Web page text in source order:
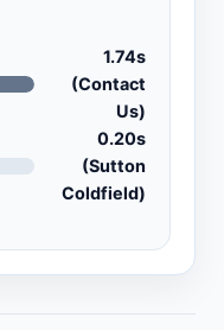
1.74s
(Contact
Us)
0.20s
(Sutton
Coldfield)